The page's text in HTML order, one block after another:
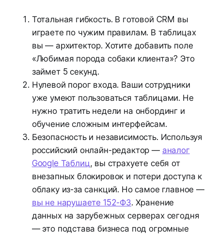
Тотальная гибкость. В готовой CRM вы
играете по чужим правилам. В таблицах
вы — архитектор. Хотите добавить поле
«Любимая порода собаки клиента»? Это
займет 5 секунд.
Нулевой порог входа. Ваши сотрудники
уже умеют пользоваться таблицами. Не
нужно тратить недели на онбординг и
обучение сложным интерфейсам.
Безопасность и независимость. Используя
российский онлайн-редактор — аналог
Google Таблиц, вы страхуете себя от
внезапных блокировок и потери доступа к
облаку из-за санкций. Но самое главное —
вы не нарушаете 152-ФЗ. Хранение
данных на зарубежных серверах сегодня
— это подстава бизнеса под огромные